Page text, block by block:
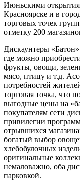
Июньскими
Красноярске и в
торговых точек
отметку 200
Дискаунтеры «Батон»
где можно
фрукты, овощи,
мясо, птицу и т.д.
потребностей
торговая точка, что
выгодные цены на
покупателям сети
привилегии
отрывшихся
богатый выбор
хлебобулочных
оригинальные
немаловажно, оба
парковкой.